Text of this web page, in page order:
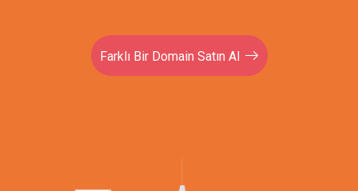
Farklı Bir Domain Satın Al